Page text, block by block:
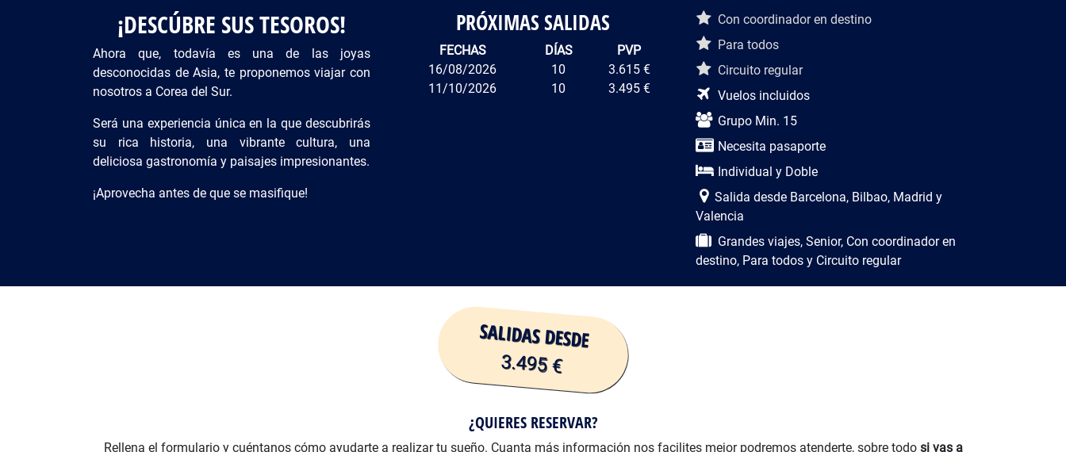
¡DESCÚBRE SUS TESOROS!
Ahora que, todavía es una de las joyas
desconocidas de Asia, te proponemos viajar con
nosotros a Corea del Sur.
Será una experiencia única en la que descubrirás
su rica historia, una vibrante cultura, una
deliciosa gastronomía y paisajes impresionantes.
¡Aprovecha antes de que se masifique!
Descripción del viaje
Con coordinador en destino
Para todos
Circuito regular
Vuelos incluidos
Grupo Min. 15
Necesita pasaporte
Individual y Doble
Salida desde Barcelona, Bilbao, Madrid y
Valencia
Grandes viajes, Senior, Con coordinador en
destino, Para todos y Circuito regular
PRÓXIMAS SALIDAS
FECHAS DÍAS
PVP
16/08/2026
10
3.615 €
11/10/2026
10 3.495 €
SALIDAS DESDE
3.495 €
¿QUIERES RESERVAR?
Rellena el formulario y cuéntanos cómo ayudarte a realizar tu sueño. Cuanta más información nos facilites mejor podremos atenderte, sobre todo si vas a